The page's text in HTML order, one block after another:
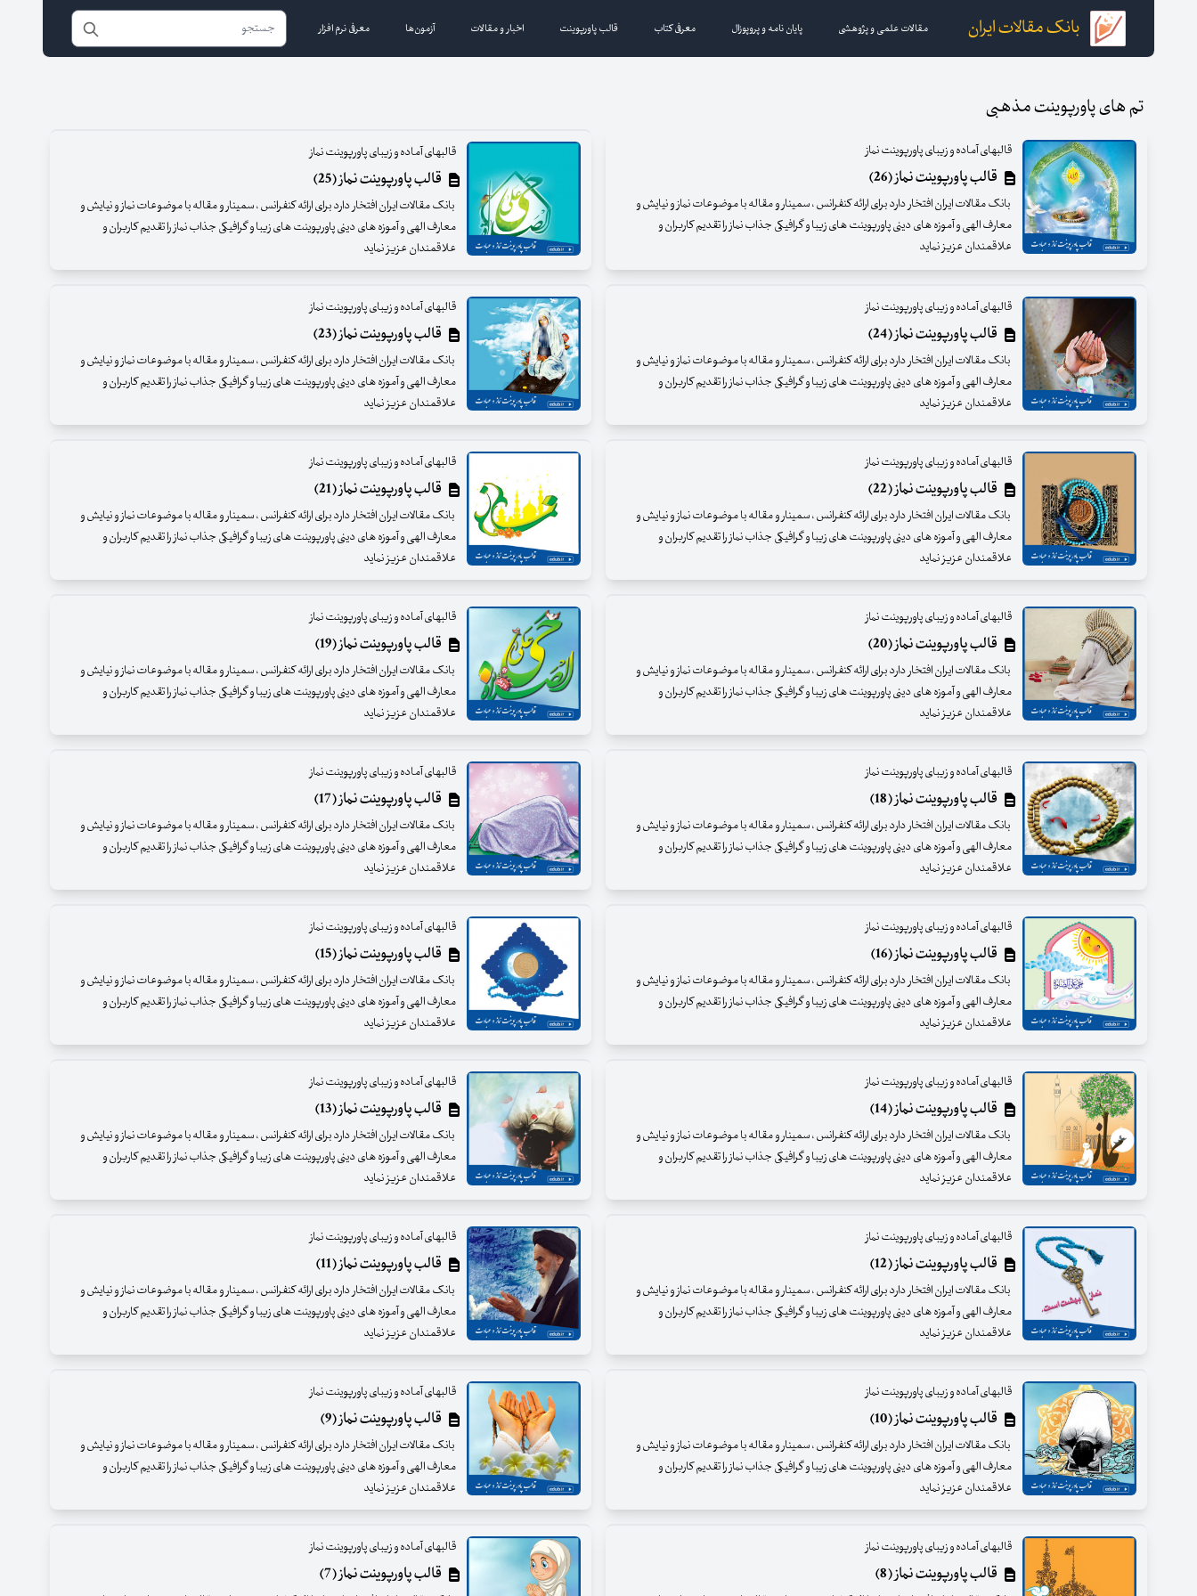
بانک مقالات ایران مقالات علمی و پژوهشی پایان نامه و پروپوزال معرفی کتاب قالب پاورپوینت اخبار و مقالات آزمون‌ها معرفی نرم افزار
تم های پاورپوینت مذهبی
قالبهای آماده و زیبای پاورپوینت نماز
قالب پاورپوینت نماز (26)
بانک مقالات ایران افتخار دارد برای ارائه کنفرانس ، سمینار و مقاله با موضوعات نماز و نیایش و
معارف الهی و آموزه های دینی پاورپوینت های زیبا و گرافیکی جذاب نماز را تقدیم کاربران و
علاقمندان عزیز نماید
قالبهای آماده و زیبای پاورپوینت نماز
قالب پاورپوینت نماز (25)
بانک مقالات ایران افتخار دارد برای ارائه کنفرانس ، سمینار و مقاله با موضوعات نماز و نیایش و
معارف الهی و آموزه های دینی پاورپوینت های زیبا و گرافیکی جذاب نماز را تقدیم کاربران و
علاقمندان عزیز نماید
قالبهای آماده و زیبای پاورپوینت نماز
قالب پاورپوینت نماز (24)
بانک مقالات ایران افتخار دارد برای ارائه کنفرانس ، سمینار و مقاله با موضوعات نماز و نیایش و
معارف الهی و آموزه های دینی پاورپوینت های زیبا و گرافیکی جذاب نماز را تقدیم کاربران و
علاقمندان عزیز نماید
قالبهای آماده و زیبای پاورپوینت نماز
قالب پاورپوینت نماز (23)
بانک مقالات ایران افتخار دارد برای ارائه کنفرانس ، سمینار و مقاله با موضوعات نماز و نیایش و
معارف الهی و آموزه های دینی پاورپوینت های زیبا و گرافیکی جذاب نماز را تقدیم کاربران و
علاقمندان عزیز نماید
قالبهای آماده و زیبای پاورپوینت نماز
قالب پاورپوینت نماز (22)
بانک مقالات ایران افتخار دارد برای ارائه کنفرانس ، سمینار و مقاله با موضوعات نماز و نیایش و
معارف الهی و آموزه های دینی پاورپوینت های زیبا و گرافیکی جذاب نماز را تقدیم کاربران و
علاقمندان عزیز نماید
قالبهای آماده و زیبای پاورپوینت نماز
قالب پاورپوینت نماز (21)
بانک مقالات ایران افتخار دارد برای ارائه کنفرانس ، سمینار و مقاله با موضوعات نماز و نیایش و
معارف الهی و آموزه های دینی پاورپوینت های زیبا و گرافیکی جذاب نماز را تقدیم کاربران و
علاقمندان عزیز نماید
قالبهای آماده و زیبای پاورپوینت نماز
قالب پاورپوینت نماز (20)
بانک مقالات ایران افتخار دارد برای ارائه کنفرانس ، سمینار و مقاله با موضوعات نماز و نیایش و
معارف الهی و آموزه های دینی پاورپوینت های زیبا و گرافیکی جذاب نماز را تقدیم کاربران و
علاقمندان عزیز نماید
قالبهای آماده و زیبای پاورپوینت نماز
قالب پاورپوینت نماز (19)
بانک مقالات ایران افتخار دارد برای ارائه کنفرانس ، سمینار و مقاله با موضوعات نماز و نیایش و
معارف الهی و آموزه های دینی پاورپوینت های زیبا و گرافیکی جذاب نماز را تقدیم کاربران و
علاقمندان عزیز نماید
قالبهای آماده و زیبای پاورپوینت نماز
قالب پاورپوینت نماز (18)
بانک مقالات ایران افتخار دارد برای ارائه کنفرانس ، سمینار و مقاله با موضوعات نماز و نیایش و
معارف الهی و آموزه های دینی پاورپوینت های زیبا و گرافیکی جذاب نماز را تقدیم کاربران و
علاقمندان عزیز نماید
قالبهای آماده و زیبای پاورپوینت نماز
قالب پاورپوینت نماز (17)
بانک مقالات ایران افتخار دارد برای ارائه کنفرانس ، سمینار و مقاله با موضوعات نماز و نیایش و
معارف الهی و آموزه های دینی پاورپوینت های زیبا و گرافیکی جذاب نماز را تقدیم کاربران و
علاقمندان عزیز نماید
قالبهای آماده و زیبای پاورپوینت نماز
قالب پاورپوینت نماز (16)
بانک مقالات ایران افتخار دارد برای ارائه کنفرانس ، سمینار و مقاله با موضوعات نماز و نیایش و
معارف الهی و آموزه های دینی پاورپوینت های زیبا و گرافیکی جذاب نماز را تقدیم کاربران و
علاقمندان عزیز نماید
قالبهای آماده و زیبای پاورپوینت نماز
قالب پاورپوینت نماز (15)
بانک مقالات ایران افتخار دارد برای ارائه کنفرانس ، سمینار و مقاله با موضوعات نماز و نیایش و
معارف الهی و آموزه های دینی پاورپوینت های زیبا و گرافیکی جذاب نماز را تقدیم کاربران و
علاقمندان عزیز نماید
قالبهای آماده و زیبای پاورپوینت نماز
قالب پاورپوینت نماز (14)
بانک مقالات ایران افتخار دارد برای ارائه کنفرانس ، سمینار و مقاله با موضوعات نماز و نیایش و
معارف الهی و آموزه های دینی پاورپوینت های زیبا و گرافیکی جذاب نماز را تقدیم کاربران و
علاقمندان عزیز نماید
قالبهای آماده و زیبای پاورپوینت نماز
قالب پاورپوینت نماز (13)
بانک مقالات ایران افتخار دارد برای ارائه کنفرانس ، سمینار و مقاله با موضوعات نماز و نیایش و
معارف الهی و آموزه های دینی پاورپوینت های زیبا و گرافیکی جذاب نماز را تقدیم کاربران و
علاقمندان عزیز نماید
قالبهای آماده و زیبای پاورپوینت نماز
قالب پاورپوینت نماز (12)
بانک مقالات ایران افتخار دارد برای ارائه کنفرانس ، سمینار و مقاله با موضوعات نماز و نیایش و
معارف الهی و آموزه های دینی پاورپوینت های زیبا و گرافیکی جذاب نماز را تقدیم کاربران و
علاقمندان عزیز نماید
قالبهای آماده و زیبای پاورپوینت نماز
قالب پاورپوینت نماز (11)
بانک مقالات ایران افتخار دارد برای ارائه کنفرانس ، سمینار و مقاله با موضوعات نماز و نیایش و
معارف الهی و آموزه های دینی پاورپوینت های زیبا و گرافیکی جذاب نماز را تقدیم کاربران و
علاقمندان عزیز نماید
قالبهای آماده و زیبای پاورپوینت نماز
قالب پاورپوینت نماز (10)
بانک مقالات ایران افتخار دارد برای ارائه کنفرانس ، سمینار و مقاله با موضوعات نماز و نیایش و
معارف الهی و آموزه های دینی پاورپوینت های زیبا و گرافیکی جذاب نماز را تقدیم کاربران و
علاقمندان عزیز نماید
قالبهای آماده و زیبای پاورپوینت نماز
قالب پاورپوینت نماز (9)
بانک مقالات ایران افتخار دارد برای ارائه کنفرانس ، سمینار و مقاله با موضوعات نماز و نیایش و
معارف الهی و آموزه های دینی پاورپوینت های زیبا و گرافیکی جذاب نماز را تقدیم کاربران و
علاقمندان عزیز نماید
قالبهای آماده و زیبای پاورپوینت نماز
قالب پاورپوینت نماز (8)
قالبهای آماده و زیبای پاورپوینت نماز
قالب پاورپوینت نماز (7)